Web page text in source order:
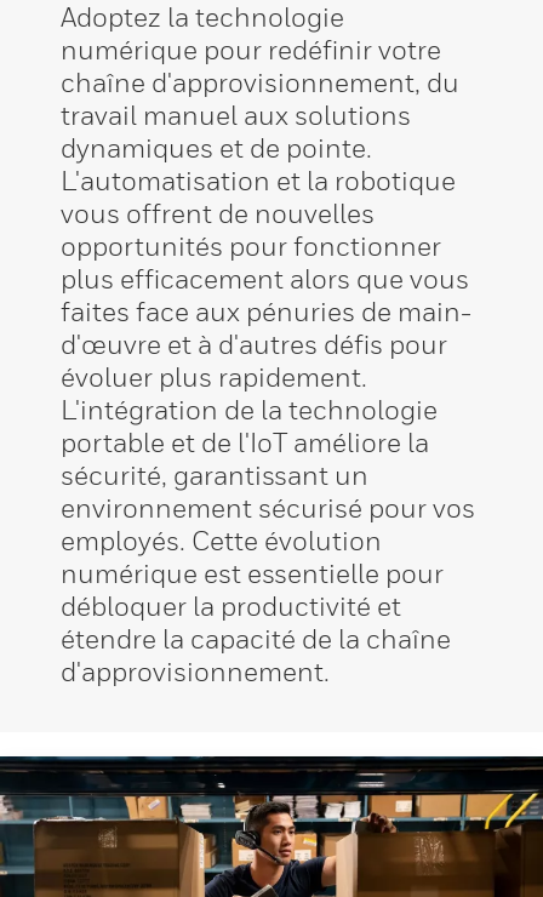
Adoptez la technologie
numérique pour redéfinir votre
chaîne d'approvisionnement, du
travail manuel aux solutions
dynamiques et de pointe.
L'automatisation et la robotique
vous offrent de nouvelles
opportunités pour fonctionner
plus efficacement alors que vous
faites face aux pénuries de main-
d'œuvre et à d'autres défis pour
évoluer plus rapidement.
L'intégration de la technologie
portable et de l'IoT améliore la
sécurité, garantissant un
environnement sécurisé pour vos
employés. Cette évolution
numérique est essentielle pour
débloquer la productivité et
étendre la capacité de la chaîne
d'approvisionnement.